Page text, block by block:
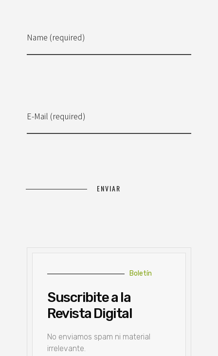
Name (required)
E-Mail (required)
Boletín
Suscribite a la
Revista Digital
No enviamos spam ni material
irrelevante.